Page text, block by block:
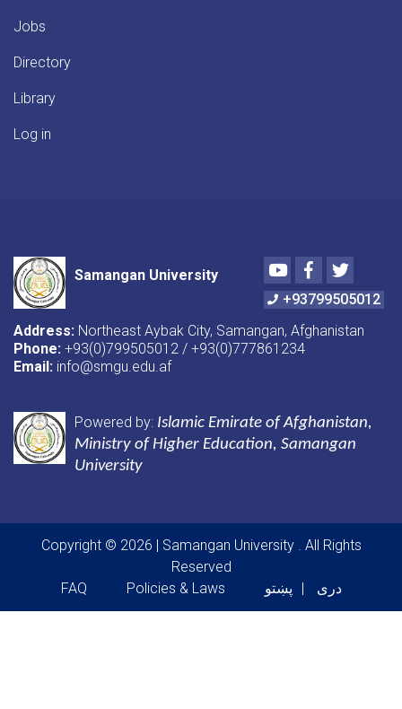
Jobs
Directory
Library
Log in
Samangan University
YoutubeFacebook
Twitter
+93799505012
Address: Northeast Aybak City, Samangan, Afghanistan
Phone: +93(0)799505012 / +93(0)777861234
Email: info@smgu.edu.af
Powered by: Islamic Emirate of Afghanistan,
Ministry of Higher Education, Samangan
University
Copyright © 2026 | Samangan University . All Rights
Reserved
Footer menu
FAQ Policies & Laws پښتو دری